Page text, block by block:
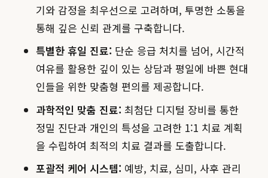
기와 감정을 최우선으로 고려하며, 투명한 소통을
통해 깊은 신뢰 관계를 구축합니다.
특별한 휴일 진료: 단순 응급 처치를 넘어, 시간적
여유를 활용한 깊이 있는 상담과 평일에 바쁜 현대
인들을 위한 맞춤형 편의를 제공합니다.
과학적인 맞춤 진료: 최첨단 디지털 장비를 통한
정밀 진단과 개인의 특성을 고려한 1:1 치료 계획
을 수립하여 최적의 치료 결과를 도출합니다.
포괄적 케어 시스템: 예방, 치료, 심미, 사후 관리